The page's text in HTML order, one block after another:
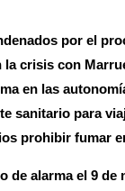
por el
la crisis con
en las
sanitario para
prohibir fumar
de alarma el 9 de